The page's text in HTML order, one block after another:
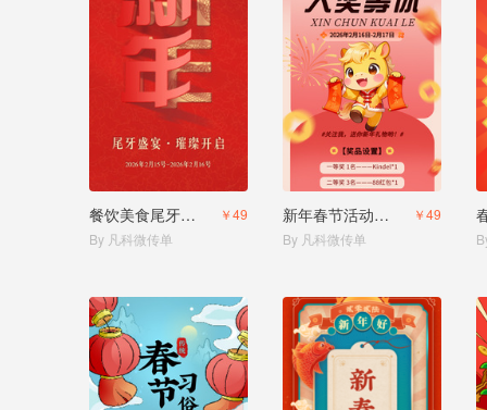
餐饮美食尾牙促销活动宣传
￥49
By 凡科微传单
新年春节活动营销宣传
￥49
By 凡科微传单